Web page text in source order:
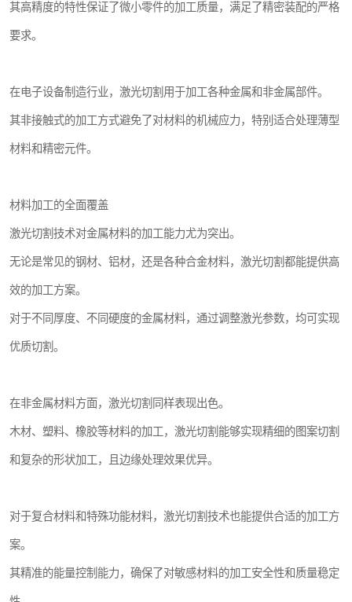
其高精度的特性保证了微小零件的加工质量，满足了精密装配的严格
要求。
在电子设备制造行业，激光切割用于加工各种金属和非金属部件。
其非接触式的加工方式避免了对材料的机械应力，特别适合处理薄型
材料和精密元件。
材料加工的全面覆盖
激光切割技术对金属材料的加工能力尤为突出。
无论是常见的钢材、铝材，还是各种合金材料，激光切割都能提供高
效的加工方案。
对于不同厚度、不同硬度的金属材料，通过调整激光参数，均可实现
优质切割。
在非金属材料方面，激光切割同样表现出色。
木材、塑料、橡胶等材料的加工，激光切割能够实现精细的图案切割
和复杂的形状加工，且边缘处理效果优异。
对于复合材料和特殊功能材料，激光切割技术也能提供合适的加工方
案。
其精准的能量控制能力，确保了对敏感材料的加工安全性和质量稳定